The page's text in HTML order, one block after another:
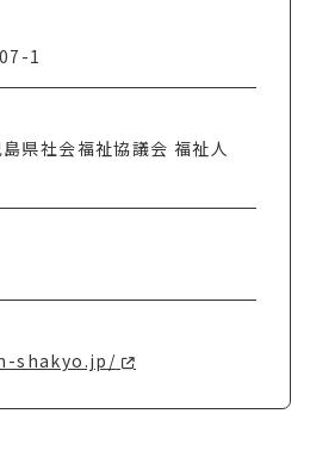
1
県社会福祉協議会 福祉人
shakyo.jp/